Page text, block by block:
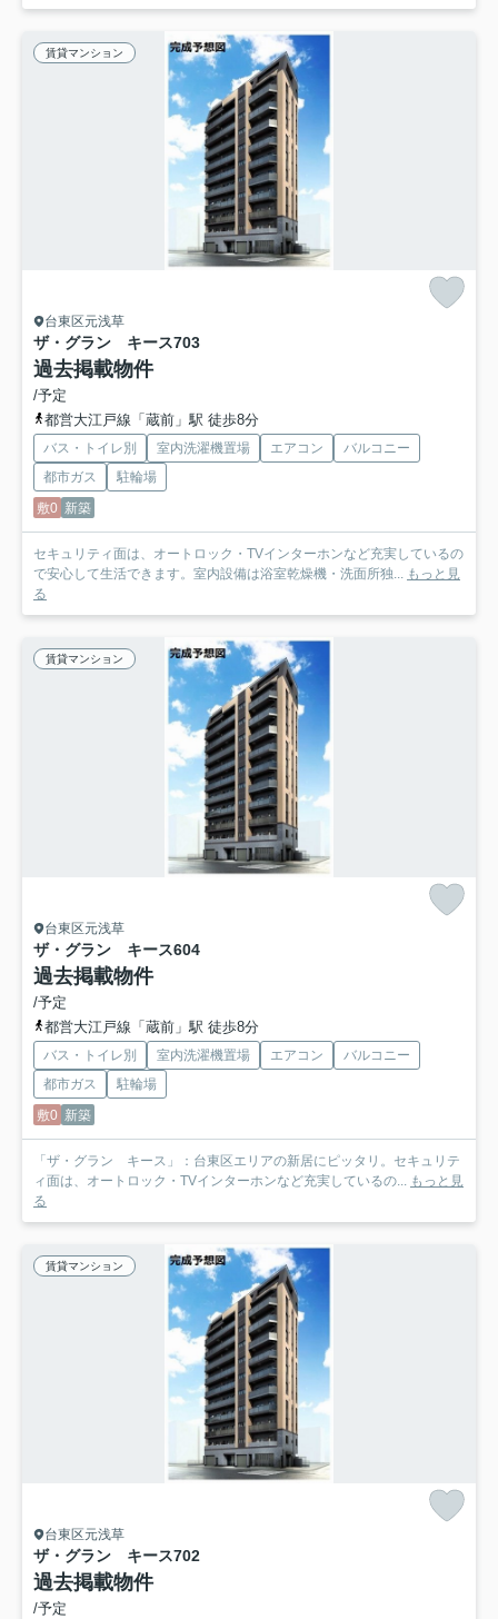
賃貸マンション
台東区元浅草
ザ・グラン キース703
過去掲載物件
/予定
都営大江戸線「蔵前」駅 徒歩8分
バス・トイレ別 室内洗濯機置場 エアコン
バルコニー
都市ガス
駐輪場
敷0 新築
セキュリティ面は、オートロック・TVインターホンなど充実しているの
で安心して生活できます。室内設備は浴室乾燥機・洗面所独... もっと見
る
賃貸マンション
台東区元浅草
ザ・グラン キース604
過去掲載物件
/予定
都営大江戸線「蔵前」駅 徒歩8分
バス・トイレ別 室内洗濯機置場 エアコン
バルコニー
都市ガス
駐輪場
敷0 新築
「ザ・グラン キース」：台東区エリアの新居にピッタリ。セキュリテ
ィ面は、オートロック・TVインターホンなど充実しているの...
もっと見
る
賃貸マンション
台東区元浅草
ザ・グラン キース702
過去掲載物件
/予定